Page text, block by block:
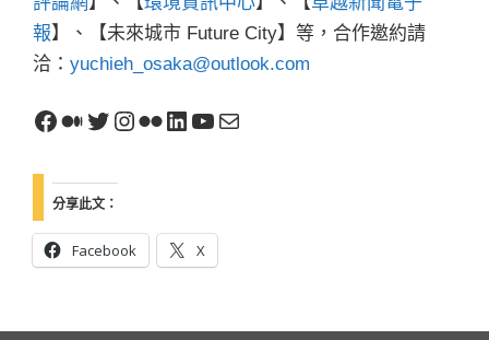
報】、【未來城市 Future City】等，合作邀約請
洽： yuchieh_osaka@outlook.com
Facebook
Medium
X Instagram
FlickrLinkedIn
YouTube
電子郵件
分享此文：
Facebook X